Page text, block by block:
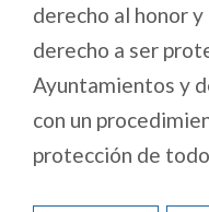
derecho al honor
derecho a ser
Ayuntamientos y
con un
protección de